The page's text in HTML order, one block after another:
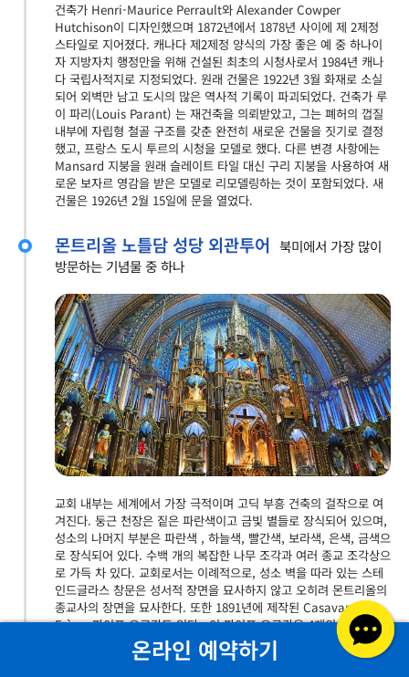
건축가 Henri-Maurice Perrault와 Alexander Cowper
Hutchison이 디자인했으며 1872년에서 1878년 사이에 제 2제정
스타일로 지어졌다. 캐나다 제2제정 양식의 가장 좋은 예 중 하나이
자 지방자치 행정만을 위해 건설된 최초의 시청사로서 1984년 캐나
다 국립사적지로 지정되었다. 원래 건물은 1922년 3월 화재로 소실
되어 외벽만 남고 도시의 많은 역사적 기록이 파괴되었다. 건축가 루
이 파리(Louis Parant) 는 재건축을 의뢰받았고, 그는 폐허의 껍질
내부에 자립형 철골 구조를 갖춘 완전히 새로운 건물을 짓기로 결정
했고, 프랑스 도시 투르의 시청을 모델로 했다. 다른 변경 사항에는
Mansard 지붕을 원래 슬레이트 타일 대신 구리 지붕을 사용하여 새
로운 보자르 영감을 받은 모델로 리모델링하는 것이 포함되었다. 새
건물은 1926년 2월 15일에 문을 열었다.
몬트리올 노틀담 성당 외관투어 북미에서 가장 많이
방문하는 기념물 중 하나
교회 내부는 세계에서 가장 극적이며 고딕 부흥 건축의 걸작으로 여
겨진다. 둥근 천장은 짙은 파란색이고 금빛 별들로 장식되어 있으며,
성소의 나머지 부분은 파란색 , 하늘색, 빨간색, 보라색, 은색, 금색으
로 장식되어 있다. 수백 개의 복잡한 나무 조각과 여러 종교 조각상으
로 가득 차 있다. 교회로서는 이례적으로, 성소 벽을 따라 있는 스테
인드글라스 창문은 성서적 장면을 묘사하지 않고 오히려 몬트리올의
종교사의 장면을 묘사한다. 또한 1891년에 제작된 Casavant
Frères 파이프 오르간도 있다 . 이 파이프 오르간은 4개의 건반, 전자
기 동작을 사용하는 92개의 스톱, 조정 가능한 조합 시스템, 7000개
의 개별 파이프 및 페달 보드로 구성되어 있다.
온라인 예약하기